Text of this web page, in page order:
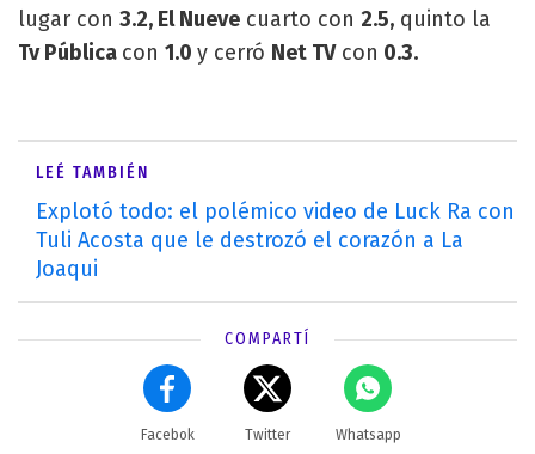
lugar con 3.2, El Nueve cuarto con 2.5, quinto la
Tv Pública con 1.0 y cerró Net TVcon 0.3.
LEÉ TAMBIÉN
Explotó todo: el polémico video de Luck Ra con
Tuli Acosta que le destrozó el corazón a La
Joaqui
COMPARTÍ
Facebok Twitter Whatsapp